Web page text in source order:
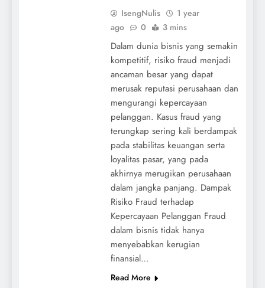
IsengNulis
1 year
ago
0 3 mins
Dalam dunia bisnis yang semakin
kompetitif, risiko fraud menjadi
ancaman besar yang dapat
merusak reputasi perusahaan dan
mengurangi kepercayaan
pelanggan. Kasus fraud yang
terungkap sering kali berdampak
pada stabilitas keuangan serta
loyalitas pasar, yang pada
akhirnya merugikan perusahaan
dalam jangka panjang. Dampak
Risiko Fraud terhadap
Kepercayaan Pelanggan Fraud
dalam bisnis tidak hanya
menyebabkan kerugian
finansial…
Read More